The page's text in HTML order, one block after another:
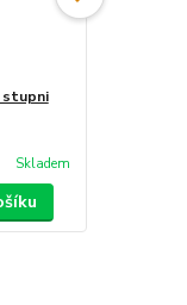
stupni
Skladem